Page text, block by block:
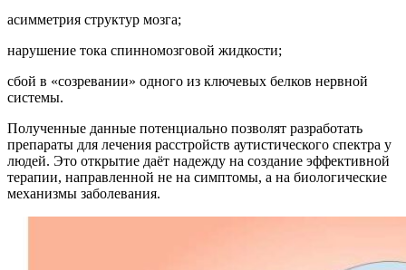
асимметрия структур мозга;
нарушение тока спинномозговой жидкости;
сбой в «созревании» одного из ключевых белков нервной
системы.
Полученные данные потенциально позволят разработать
препараты для лечения расстройств аутистического спектра у
людей. Это открытие даёт надежду на создание эффективной
терапии, направленной не на симптомы, а на биологические
механизмы заболевания.